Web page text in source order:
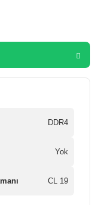
DDR4
Yok
CL 19